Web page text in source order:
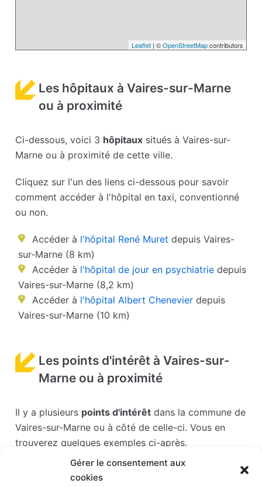
Gérer le consentement aux
cookies
Leaflet| ©OpenStreetMapcontributors
Les hôpitaux à Vaires-sur-Marne
ou à proximité
Ci-dessous, voici 3 hôpitaux situés à Vaires-sur-
Marne ou à proximité de cette ville.
Cliquez sur l'un des liens ci-dessous pour savoir
comment accéder à l'hôpital en taxi, conventionné
ou non.
Accéder à l'hôpital René Muret depuis Vaires-
sur-Marne (8 km)
Accéder à l'hôpital de jour en psychiatrie depuis
Vaires-sur-Marne (8,2 km)
Accéder à l'hôpital Albert Chenevier depuis
Vaires-sur-Marne (10 km)
Les points d'intérêt à Vaires-sur-
Marne ou à proximité
Il y a plusieurs points d'intérêt dans la commune de
Vaires-sur-Marne ou à côté de celle-ci. Vous en
trouverez quelques exemples ci-après.
Les points d'intérêts sont généralement bien